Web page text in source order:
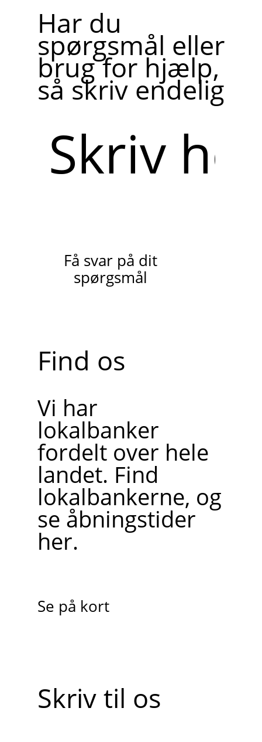
Har du
spørgsmål eller
brug for hjælp,
så skriv endelig
her
Få svar på dit
spørgsmål
Find os
Vi har
lokalbanker
fordelt over hele
landet. Find
lokalbankerne, og
se åbningstider
her.
Se på kort
Skriv til os